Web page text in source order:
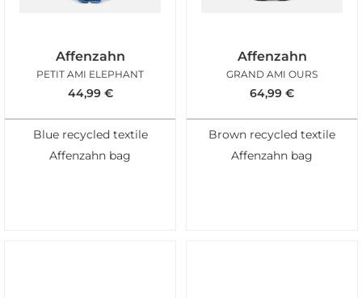
Affenzahn
PETIT AMI ELEPHANT
44,99 €
Blue recycled textile
Affenzahn bag
Affenzahn
GRAND AMI OURS
64,99 €
Brown recycled textile
Affenzahn bag